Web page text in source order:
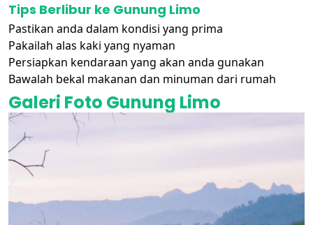
Tips Berlibur ke Gunung Limo
Pastikan anda dalam kondisi yang prima
Pakailah alas kaki yang nyaman
Persiapkan kendaraan yang akan anda gunakan
Bawalah bekal makanan dan minuman dari rumah
Galeri Foto Gunung Limo